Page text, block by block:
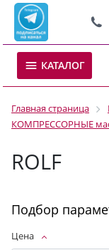
КАТАЛОГ
Главная страница
КОМПРЕССОРНЫЕ
ROLF
Подбор
Цена